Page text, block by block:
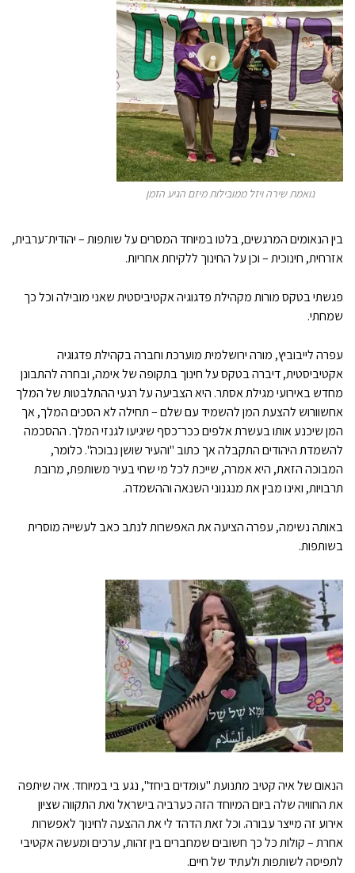
נואמת שירה ויזל ממובילות מיזם הגיע הזמן
בין הנאומים המרגשים, בלטו במיוחד המסרים על שותפות – יהודית־ערבית,
אזרחית, חינוכית – וכן על החינוך ללקיחת אחריות.
פגשתי בטקס מורות מקהילת פדגוגיה אקטיביסטית שאני מובילה וכל כך
שמחתי.
עפרה לייבוביץ, מורה ירושלמית מוערכת וחברה בקהילת פדגוגיה
אקטיביסטית, דיברה בטקס על חינוך בתקופה של אימה, ובחרה להתבונן
מחדש באירועי מגילת אסתר. היא הצביעה על רגעי ההתלבטות של המלך
אחשוורוש להצעת המן להשמיד עם שלם – תחילה לא הסכים המלך, אך
המן שיכנע אותו בעשרת אלפים ככר־כסף שיגיעו לגנזי המלך. ההסכמה
להשמדת היהודים התקבלה אך כתוב "והעיר שושן נבוכה". כלומר,
המבוכה הזאת, היא אמרה, שייכת לכל מי שחי בעיר משותפת, מרובת
תרבויות, ואינו מבין את מנגנוני השנאה וההשמדה.
באותה נשימה, עפרה הציעה את האפשרות לנתב כאב לעשייה מוסרית
בשותפות.
הנאום של איה קטיב מתנועת "עומדים ביחד", נגע בי במיוחד. איה שיתפה
את החוויה שלה ביום המיוחד הזה כערביה בישראל ואת התקווה שציון
אירוע זה מייצר עבורה. וכל זאת הדהד לי את ההצעה לחינוך לאפשרות
אחרת – קולות כל כך חשובים שמחברים בין זהות, ערכים ומעשה אקטיבי
לתפיסה לשותפות ולעתיד של חיים.